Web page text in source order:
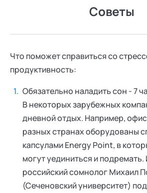
Советы
Что поможет справиться со
продуктивность:
Обязательно наладить сон - 7
В некоторых зарубежных
дневной отдых. Например,
разных странах оборудованы
капсулами Energy Point, в
могут уединиться и
российский сомнолог Михаил
(Сеченовский университет)